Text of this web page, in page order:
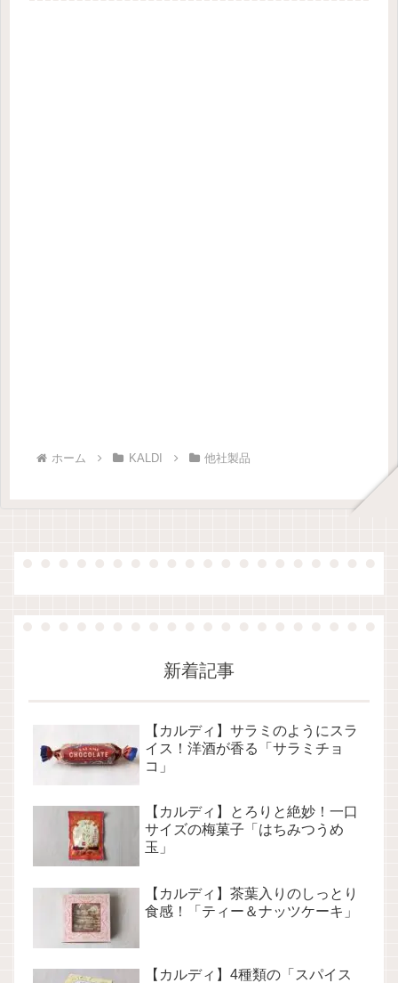
ホーム KALDI 他社製品
新着記事
【カルディ】サラミのようにスラ
イス！洋酒が香る「サラミチョ
コ」
【カルディ】とろりと絶妙！一口
サイズの梅菓子「はちみつうめ
玉」
【カルディ】茶葉入りのしっとり
食感！「ティー＆ナッツケーキ」
【カルディ】4種類の「スパイス